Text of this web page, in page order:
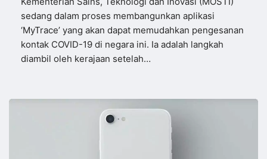
sedang dalam proses membangunkan aplikasi
‘MyTrace’ yang akan dapat memudahkan pengesanan
kontak COVID-19 di negara ini. Ia adalah langkah
diambil oleh kerajaan setelah…